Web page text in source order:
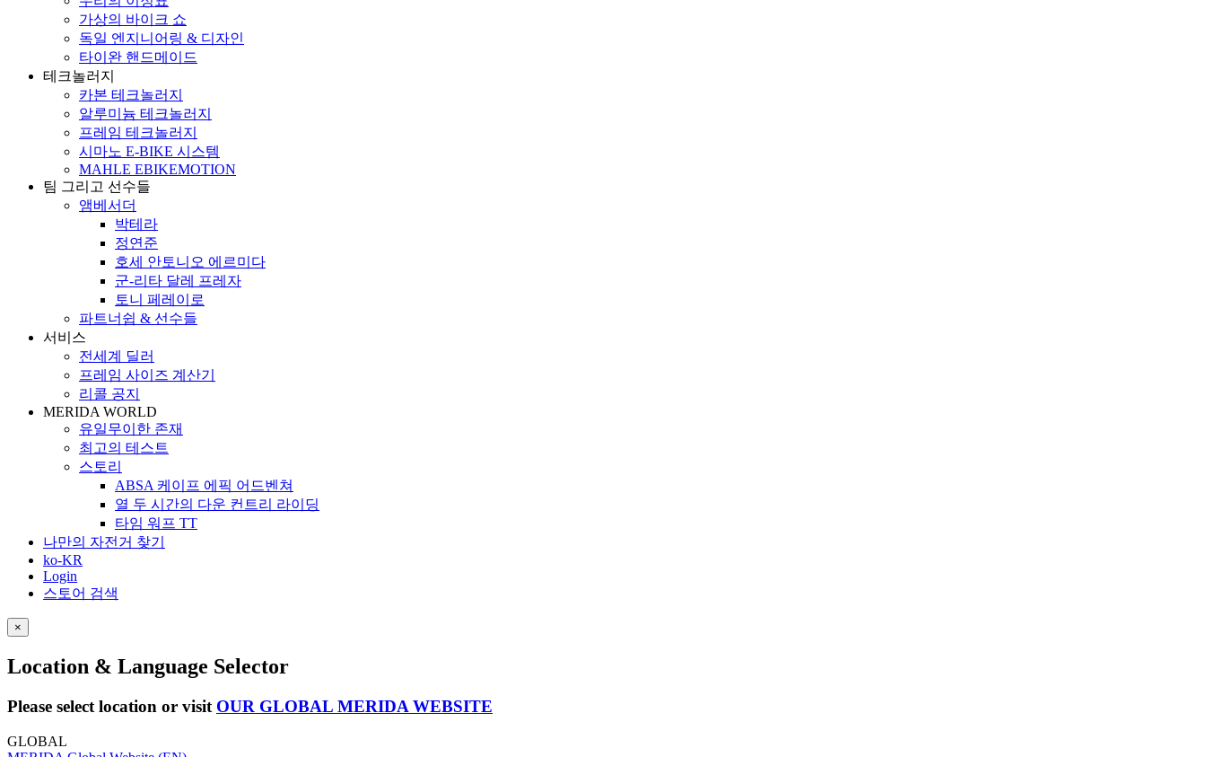
가상의 바이크 쇼
독일 엔지니어링 & 디자인
타이완 핸드메이드
테크놀러지
카본 테크놀러지
알루미늄 테크놀러지
프레임 테크놀러지
시마노 E-BIKE 시스템
MAHLE EBIKEMOTION
팀 그리고 선수들
앰베서더
박테라
정연준
호세 안토니오 에르미다
군-리타 달레 프레자
토니 페레이로
파트너쉽 & 선수들
서비스
전세계 딜러
프레임 사이즈 계산기
리콜 공지
MERIDA WORLD
유일무이한 존재
최고의 테스트
스토리
ABSA 케이프 에픽 어드벤쳐
열 두 시간의 다운 컨트리 라이딩
타임 워프 TT
나만의 자전거 찾기
ko-KR
Login
스토어 검색
×
Location & Language Selector
Please select location or visit OUR GLOBAL MERIDA WEBSITE
GLOBAL